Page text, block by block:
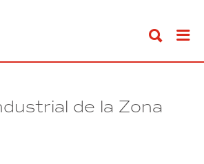
de la Zona